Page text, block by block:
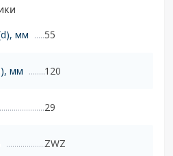
мм
55
мм 120
29
ZWZ